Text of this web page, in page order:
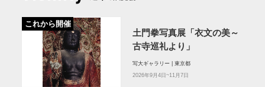
これから開催
土門拳写真展「衣文の美～
古寺巡礼より」
写大ギャラリー | 東京都
2026年9月4日~11月7日